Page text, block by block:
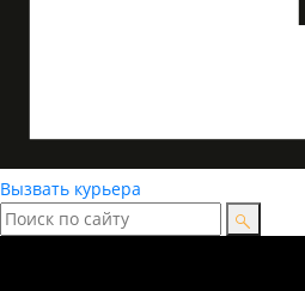
Вызвать курьера